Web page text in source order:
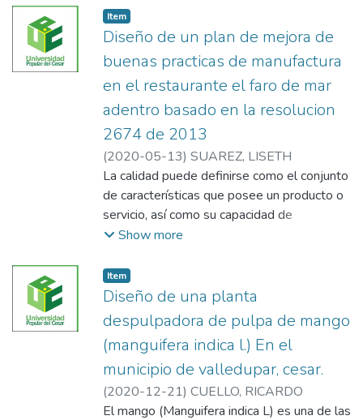
método de extracción por lixiviación (solido
- liquido), Una vez obtenido los extractos se
procedió a estandarizar la bebida a base de
los sustratos de café, hayo, stevia. Las
concentraciones de las materias primas
principales fueron realizadas
deliberadamente, que constó de 5
muestras a diferentes concentraciones de la
bebida de café, hayo y stevia, La selección
de la bebida fue realizado basado en la
prueba sensorial por los consumidores. Los
resultados arrojados mostraron que la
organoléptica fue la formulación número 5
(correspondiente a 9% de café tostado
molido, 0,5% de stevia y 0,5 de Hayo)
presento mayores puntajes respecto a las
tres características fundamentales
analizadas (aroma, sabor y apariencia),
Durante la experimentación se manipularon
dos (2) variables de respuesta (fenoles
Item
Diseño de un plan de mejora de
buenas practicas de manufactura
en el restaurante el faro de mar
adentro basado en la resolucion
2674 de 2013
(2020-05-13) SUAREZ, LISETH
La calidad puede definirse como el conjunto
de características que posee un producto o
servicio, así como su capacidad de
satisfacción de los requerimientos del
servicio deberá cumplir con las funciones y
especificaciones para la que ha sido
diseñado expresadas por los consumidores
o clientes de este (Giraldo, 2011).
Por tal razón las empresas poco a poco han
ido adquiriendo responsabilidad y han
empezado a implementar las buenas
Show more
Item
Diseño de una planta
despulpadora de pulpa de mango
(manguifera indica l.) En el
municipio de valledupar, cesar.
(2020-12-21) CUELLO, RICARDO
El mango (Manguifera indica L) es una de las